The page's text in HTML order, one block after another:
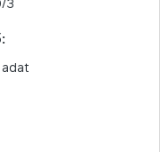
3